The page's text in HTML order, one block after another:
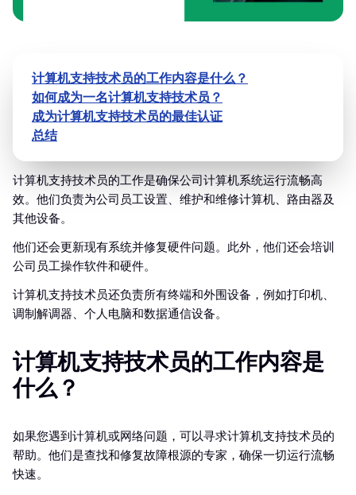
计算机支持技术员的工作内容是什么？
如何成为一名计算机支持技术员？
成为计算机支持技术员的最佳认证
总结
计算机支持技术员的工作是确保公司计算机系统运行流畅高
效。他们负责为公司员工设置、维护和维修计算机、路由器及
其他设备。
他们还会更新现有系统并修复硬件问题。此外，他们还会培训
公司员工操作软件和硬件。
计算机支持技术员还负责所有终端和外围设备，例如打印机、
调制解调器、个人电脑和数据通信设备。
计算机支持技术员的工作内容是
什么？
如果您遇到计算机或网络问题，可以寻求计算机支持技术员的
帮助。他们是查找和修复故障根源的专家，确保一切运行流畅
快速。